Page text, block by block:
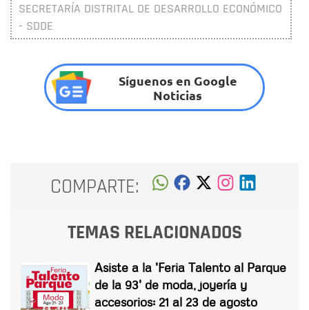
SECRETARÍA DISTRITAL DE DESARROLLO ECONÓMICO
- SDDE
Síguenos en Google
Noticias
COMPARTE:
TEMAS RELACIONADOS
Asiste a la 'Feria Talento al Parque
de la 93' de moda, joyería y
accesorios: 21 al 23 de agosto